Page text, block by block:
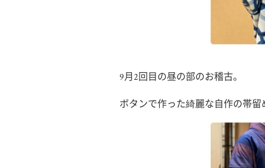
9月2回目の昼の部のお稽古。
ボタンで作った綺麗な自作の帯留